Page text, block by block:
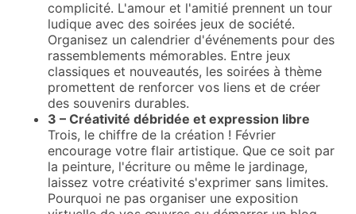
complicité. L'amour et l'amitié prennent un tour
ludique avec des soirées jeux de société.
Organisez un calendrier d'événements pour des
rassemblements mémorables. Entre jeux
classiques et nouveautés, les soirées à thème
promettent de renforcer vos liens et de créer
des souvenirs durables.
3 – Créativité débridée et expression libre
Trois, le chiffre de la création ! Février
encourage votre flair artistique. Que ce soit par
la peinture, l'écriture ou même le jardinage,
laissez votre créativité s'exprimer sans limites.
Pourquoi ne pas organiser une exposition